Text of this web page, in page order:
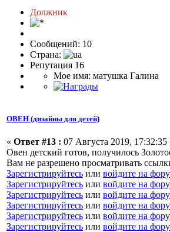
Должник
Сообщений: 10
Страна:
Репутация 16
Мое имя: матушка Галина
ОВЕН (дизайны для детей)
« Ответ #13 : 07 Августа 2019, 17:32:35
Овен детский готов, получилось
Вам не разрешено просматривать
Зарегистрируйтесь или войдите на
Зарегистрируйтесь или войдите на
Зарегистрируйтесь или войдите на
Зарегистрируйтесь или войдите на
Зарегистрируйтесь или войдите на
Зарегистрируйтесь или войдите на